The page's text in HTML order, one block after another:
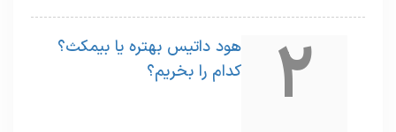
2
هود داتیس بهتره یا بیمکث؟
کدام را بخریم؟